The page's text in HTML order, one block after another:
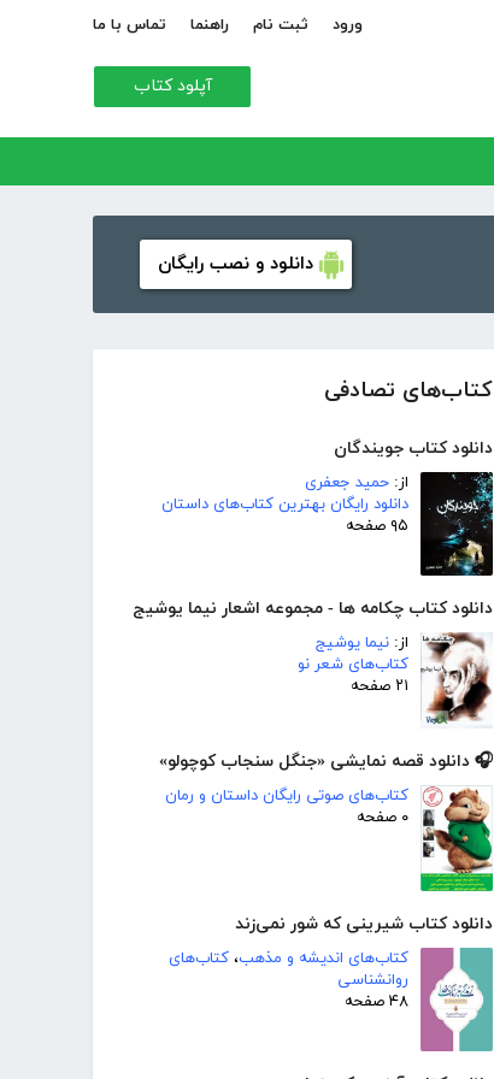
ورود ثبت نام راهنما تماس با ما
آپلود کتاب
دانلود و نصب رایگان
کتاب‌های تصادفی
دانلود کتاب جویندگان
از: حمید جعفری
دانلود رایگان بهترین کتاب‌های داستان
۹۵ صفحه
دانلود کتاب چکامه ها - مجموعه اشعار نیما یوشیج
از: نیما یوشیج
کتاب‌های شعر نو
۲۱ صفحه
🎧 دانلود قصه نمایشی «جنگل سنجاب کوچولو»
کتاب‌های صوتی رایگان داستان و رمان
۰ صفحه
دانلود کتاب شیرینی که شور نمی‌زند
کتاب‌های اندیشه و مذهب، کتاب‌های
روانشناسی
۴۸ صفحه